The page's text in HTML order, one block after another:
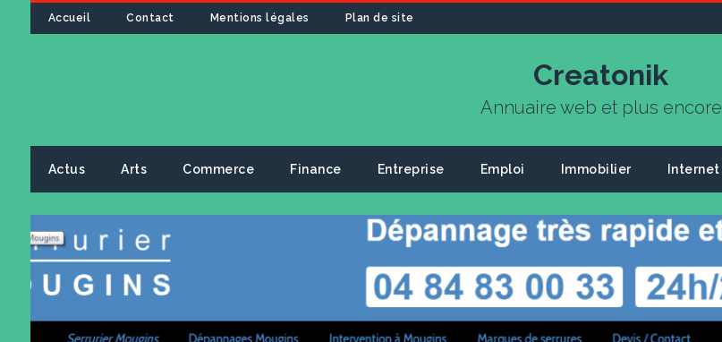
Accueil Contact Mentions légales Plan de site
Creatonik
Annuaire web et plus encore
Actus Arts Commerce Finance Entreprise Emploi Immobilier Internet